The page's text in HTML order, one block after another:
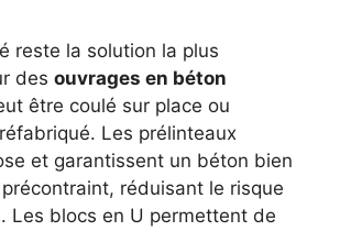
reste la solution la plus
des ouvrages en béton
être coulé sur place ou
Les prélinteaux
et garantissent un béton bien
réduisant le risque
Les blocs en U permettent de